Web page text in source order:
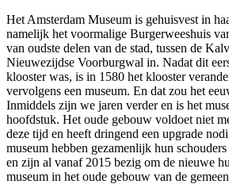
Het Amsterdam Museum is gehuisvest in
namelijk het voormalige Burgerweeshuis
van oudste delen van de stad, tussen de
Nieuwezijdse Voorburgwal in. Nadat dit
klooster was, is in 1580 het klooster
vervolgens een museum. En dat zou het
Inmiddels zijn we jaren verder en is het
hoofdstuk. Het oude gebouw voldoet niet
deze tijd en heeft dringend een upgrade
museum hebben gezamenlijk hun
en zijn al vanaf 2015 bezig om de nieuwe
museum in het oude gebouw van de